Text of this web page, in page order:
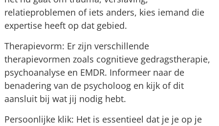
relatieproblemen of iets anders, kies iemand die
expertise heeft op dat gebied.
Therapievorm: Er zijn verschillende
therapievormen zoals cognitieve gedragstherapie,
psychoanalyse en EMDR. Informeer naar de
benadering van de psycholoog en kijk of dit
aansluit bij wat jij nodig hebt.
Persoonlijke klik: Het is essentieel dat je je op je